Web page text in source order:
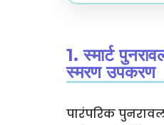
1. स्मार्ट
स्मरण उपकरण
पारंपरिक